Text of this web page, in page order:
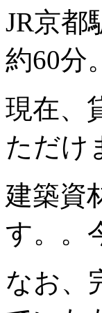
JR京都
約60分
現在、
ただけ
建築資
す。。
なお、